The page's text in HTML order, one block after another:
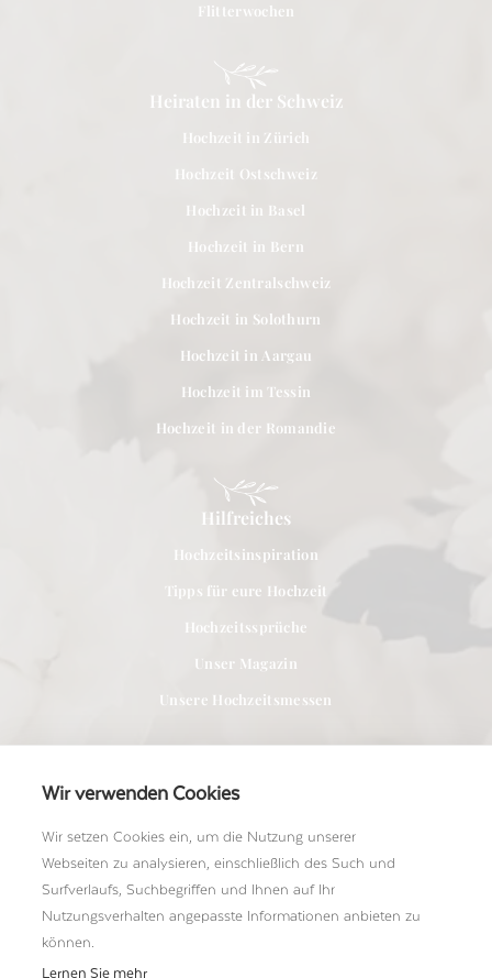
Wir verwenden Cookies
Wir setzen Cookies ein, um die Nutzung unserer
Webseiten zu analysieren, einschließlich des Such und
Surfverlaufs, Suchbegriffen und Ihnen auf Ihr
Nutzungsverhalten angepasste Informationen anbieten zu
können.
Lernen Sie mehr
Flitterwochen
Heiraten in der Schweiz
Hochzeit in Zürich
Hochzeit Ostschweiz
Hochzeit in Basel
Hochzeit in Bern
Hochzeit Zentralschweiz
Hochzeit in Solothurn
Hochzeit in Aargau
Hochzeit im Tessin
Hochzeit in der Romandie
Hilfreiches
Hochzeitsinspiration
Tipps für eure Hochzeit
Hochzeitssprüche
Unser Magazin
Unsere Hochzeitsmessen
Für Anbieter
Bei uns Mitglied werden
Ein Shooting einreichen